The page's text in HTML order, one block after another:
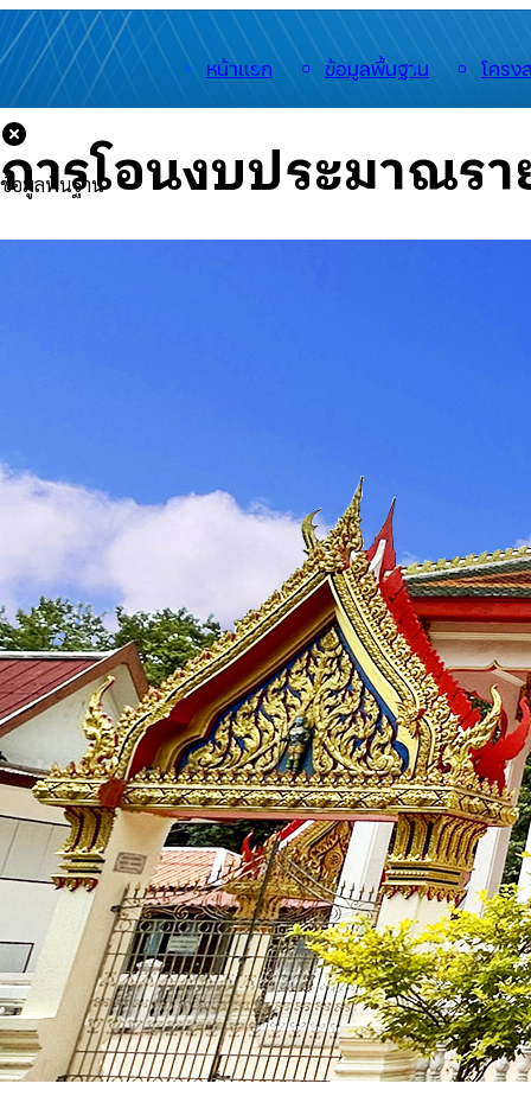
หน้าแรก ข้อมูลพื้นฐาน โครง
ข้อมูลพื้นฐาน
🟡คณะผู้บริหาร
🟡สำนักงานปลัด
🟡กองการศึกษา ศาสนา และวัฒนธรรม
ข้อมูลการดำเนินงาน
🟡แผนพัฒนา
🟡บริหารงานบุคคล
🟡คำสั่ง
การโอนงบประมาณร